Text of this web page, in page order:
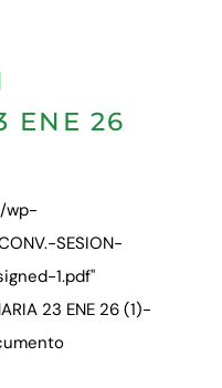
ENE 26
wp-
SESION-
1.pdf"
23 ENE 26 (1)-